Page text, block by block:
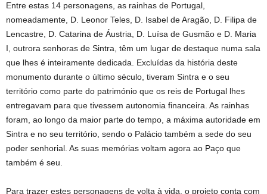
Entre estas 14 personagens, as rainhas de Portugal,
nomeadamente, D. Leonor Teles, D. Isabel de Aragão, D. Filipa de
Lencastre, D. Catarina de Áustria, D. Luísa de Gusmão e D. Maria
I, outrora senhoras de Sintra, têm um lugar de destaque numa sala
que lhes é inteiramente dedicada. Excluídas da história deste
monumento durante o último século, tiveram Sintra e o seu
território como parte do património que os reis de Portugal lhes
entregavam para que tivessem autonomia financeira. As rainhas
foram, ao longo da maior parte do tempo, a máxima autoridade em
Sintra e no seu território, sendo o Palácio também a sede do seu
poder senhorial. As suas memórias voltam agora ao Paço que
também é seu.
Para trazer estes personagens de volta à vida, o projeto conta com